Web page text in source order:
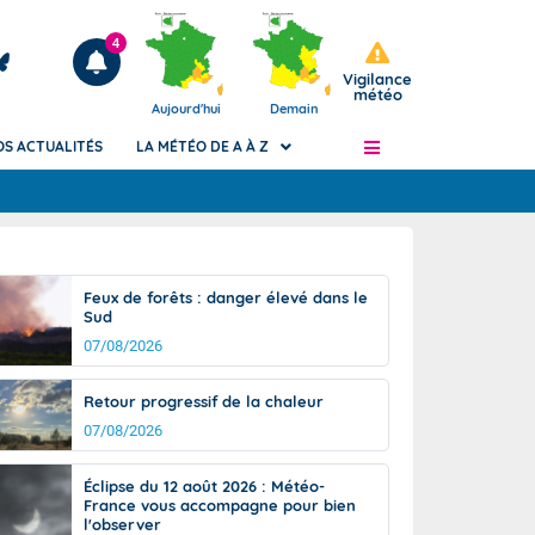
Articles
4
Aujourd'hui Demain
Vigilance
météo
de
Phénomènes dangereux de J+2 à J+7
Avertissement pluies intenses à l'échelle
des communes (Apic)
Bulletins Marine
Bulletins d'estimation du risque
d'avalanche
Météo des forêts
Vigicrues
ACTUALITÉS LA MÉTÉO DE A À Z
Feux de forêts : danger élevé dans le
Sud
07/08/2026
Retour progressif de la chaleur
07/08/2026
Éclipse du 12 août 2026 : Météo-
France vous accompagne pour bien
l'observer